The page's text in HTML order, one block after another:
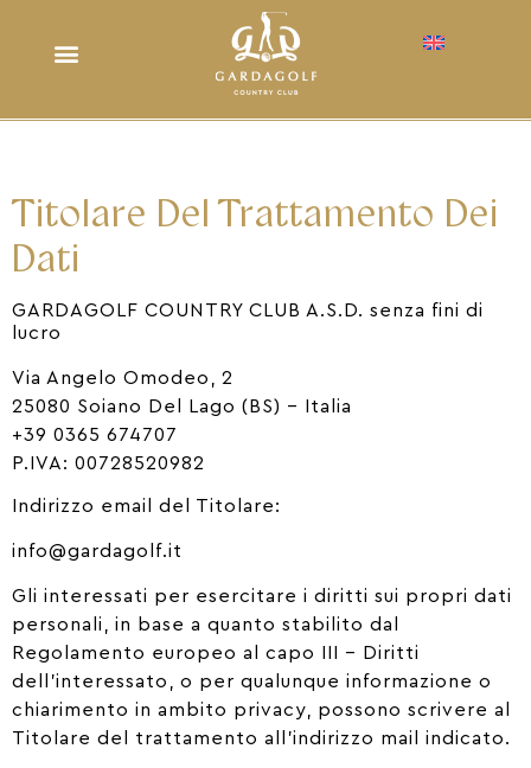
Titolare Del Trattamento Dei
Dati
GARDAGOLF COUNTRY CLUB A.S.D. senza ﬁni di
lucro
Via Angelo Omodeo, 2
25080 Soiano Del Lago (BS) – Italia
+39 0365 674707
P.IVA: 00728520982
Indirizzo email del Titolare:
info@gardagolf.it
Gli interessati per esercitare i diritti sui propri dati
personali, in base a quanto stabilito dal
Regolamento europeo al capo III – Diritti
dell’interessato, o per qualunque informazione o
chiarimento in ambito privacy, possono scrivere al
Titolare del trattamento all’indirizzo mail indicato.